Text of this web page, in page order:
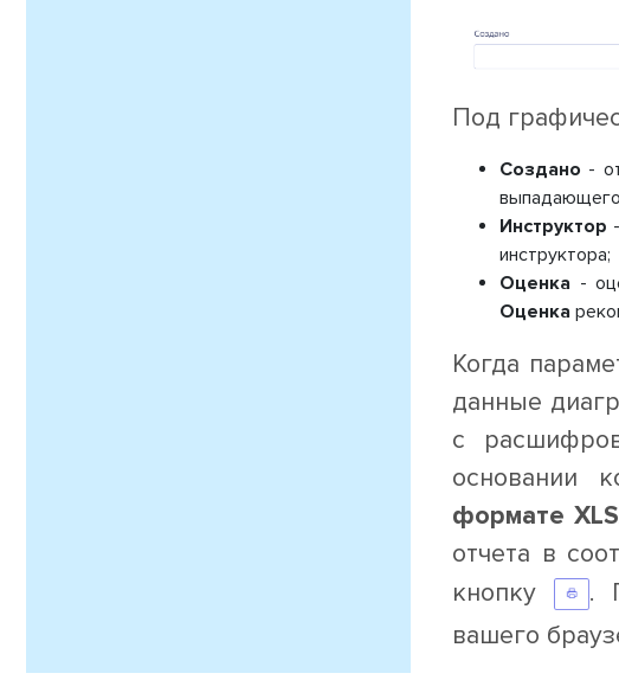
Под
Создано -
Инструктор
инструктора;
Оценка -
Оценка
Когда
данные
с
основании
формате
отчета в
кнопку
.
вашего